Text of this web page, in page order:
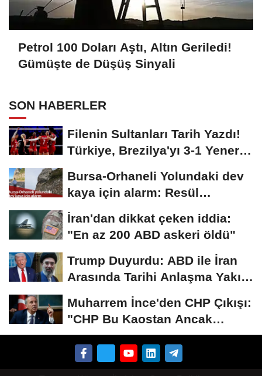
Petrol 100 Doları Aştı, Altın Geriledi!
Gümüşte de Düşüş Sinyali
SON HABERLER
Filenin Sultanları Tarih Yazdı!
Türkiye, Brezilya'yı 3-1 Yenerek
Bursa-Orhaneli Yolundaki dev
kaya için alarm: Resül
Kaplan'dan yetkililere...
İran'dan dikkat çeken iddia:
"En az 200 ABD askeri öldü"
Trump Duyurdu: ABD ile İran
Arasında Tarihi Anlaşma Yakın!
Muharrem İnce'den CHP Çıkışı:
"CHP Bu Kaostan Ancak
Üyelerle Genel...